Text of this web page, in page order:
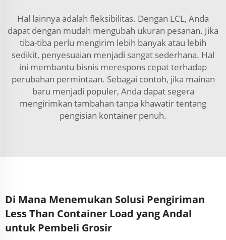
Hal lainnya adalah fleksibilitas. Dengan LCL, Anda
dapat dengan mudah mengubah ukuran pesanan. Jika
tiba-tiba perlu mengirim lebih banyak atau lebih
sedikit, penyesuaian menjadi sangat sederhana. Hal
ini membantu bisnis merespons cepat terhadap
perubahan permintaan. Sebagai contoh, jika mainan
baru menjadi populer, Anda dapat segera
mengirimkan tambahan tanpa khawatir tentang
pengisian kontainer penuh.
Di Mana Menemukan Solusi Pengiriman
Less Than Container Load yang Andal
untuk Pembeli Grosir